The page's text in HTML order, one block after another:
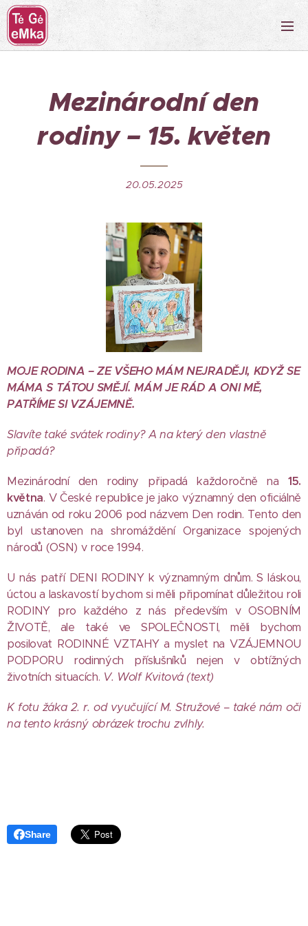
Mezinárodní den
rodiny – 15. květen
20.05.2025
MOJE RODINA – ZE VŠEHO MÁM NEJRADĚJI, KDYŽ SE
MÁMA S TÁTOU SMĚJÍ. MÁM JE RÁD A ONI MĚ,
PATŘÍME SI VZÁJEMNĚ.
Slavíte také svátek rodiny? A na který den vlastně
připadá?
Mezinárodní den rodiny připadá každoročně na 15.
května. V České republice je jako významný den oficiálně
uznáván od roku 2006 pod názvem Den rodin. Tento den
byl ustanoven na shromáždění Organizace spojených
národů (OSN) v roce 1994.
U nás patří DENI RODINY k významným dnům. S láskou,
úctou a laskavostí bychom si měli připomínat důležitou roli
RODINY pro každého z nás především v OSOBNÍM
ŽIVOTĚ, ale také ve SPOLEČNOSTI, měli bychom
posilovat RODINNÉ VZTAHY a myslet na VZÁJEMNOU
PODPORU rodinných příslušníků nejen v obtížných
životních situacích. V. Wolf Kvitová (text)
K fotu žáka 2. r. od vyučující M. Stružové – takénám oči
na tento krásný obrázek trochu zvlhly.
Share